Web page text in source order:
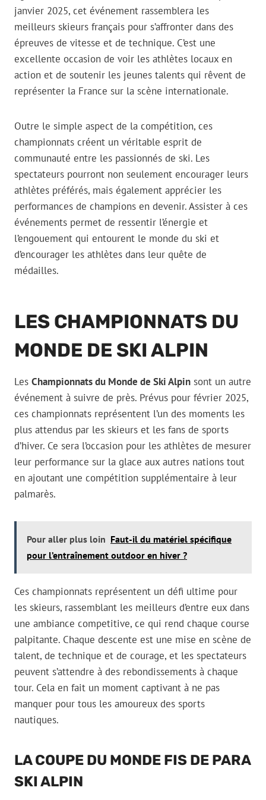
janvier 2025, cet événement rassemblera les
meilleurs skieurs français pour s’affronter dans des
épreuves de vitesse et de technique. C’est une
excellente occasion de voir les athlètes locaux en
action et de soutenir les jeunes talents qui rêvent de
représenter la France sur la scène internationale.
Outre le simple aspect de la compétition, ces
championnats créent un véritable esprit de
communauté entre les passionnés de ski. Les
spectateurs pourront non seulement encourager leurs
athlètes préférés, mais également apprécier les
performances de champions en devenir. Assister à ces
événements permet de ressentir l’énergie et
l’engouement qui entourent le monde du ski et
d’encourager les athlètes dans leur quête de
médailles.
LES CHAMPIONNATS DU
MONDE DE SKI ALPIN
Les Championnats du Monde de Ski Alpin sont un autre
événement à suivre de près. Prévus pour février 2025,
ces championnats représentent l’un des moments les
plus attendus par les skieurs et les fans de sports
d’hiver. Ce sera l’occasion pour les athlètes de mesurer
leur performance sur la glace aux autres nations tout
en ajoutant une compétition supplémentaire à leur
palmarès.
Pour aller plus loin Faut-il du matériel spécifique
pour l’entraînement outdoor en hiver ?
Ces championnats représentent un défi ultime pour
les skieurs, rassemblant les meilleurs d’entre eux dans
une ambiance competitive, ce qui rend chaque course
palpitante. Chaque descente est une mise en scène de
talent, de technique et de courage, et les spectateurs
peuvent s’attendre à des rebondissements à chaque
tour. Cela en fait un moment captivant à ne pas
manquer pour tous les amoureux des sports
nautiques.
LA COUPE DU MONDE FIS DE PARA
SKI ALPIN